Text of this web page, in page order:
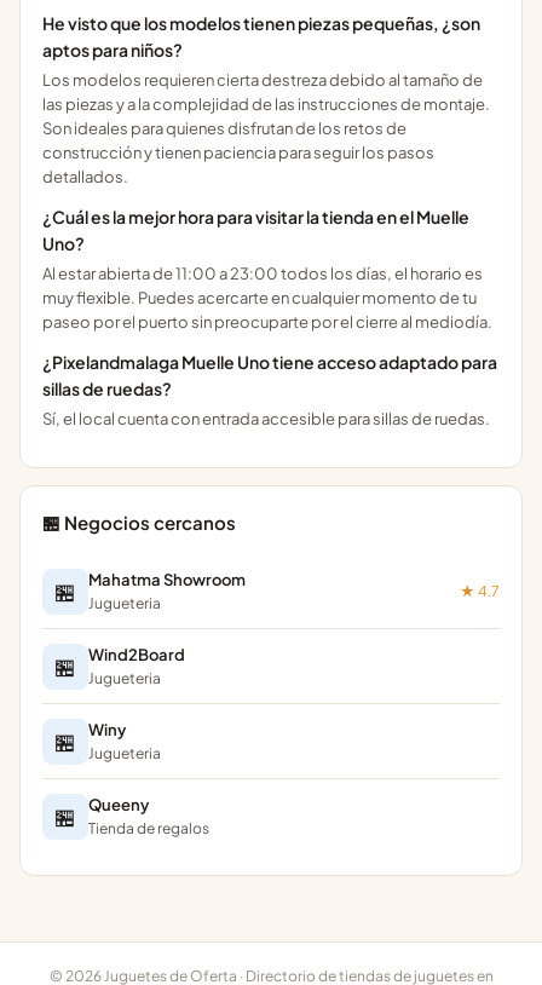
He visto que los modelos tienen piezas pequeñas, ¿son
aptos para niños?
Los modelos requieren cierta destreza debido al tamaño de
las piezas y a la complejidad de las instrucciones de montaje.
Son ideales para quienes disfrutan de los retos de
construcción y tienen paciencia para seguir los pasos
detallados.
¿Cuál es la mejor hora para visitar la tienda en el Muelle
Uno?
Al estar abierta de 11:00 a 23:00 todos los días, el horario es
muy flexible. Puedes acercarte en cualquier momento de tu
paseo por el puerto sin preocuparte por el cierre al mediodía.
¿Pixelandmalaga Muelle Uno tiene acceso adaptado para
sillas de ruedas?
Sí, el local cuenta con entrada accesible para sillas de ruedas.
🏪 Negocios cercanos
🏪 Mahatma Showroom
Jugueteria
★ 4.7
🏪 Wind2Board
Jugueteria
🏪 Winy
Jugueteria
🏪 Queeny
Tienda de regalos
© 2026 Juguetes de Oferta · Directorio de tiendas de juguetes en